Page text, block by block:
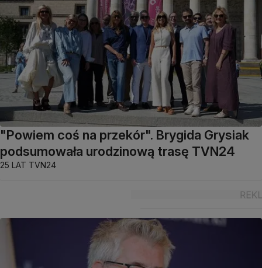
"Powiem coś na przekór". Brygida Grysiak
podsumowała urodzinową trasę TVN24
25 LAT TVN24